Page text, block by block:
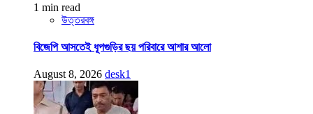
1 min read
উত্তরবঙ্গ
বিজেপি আসতেই ধূপগুড়ির ছয় পরিবারে আশার আলো
August 8, 2026 desk1